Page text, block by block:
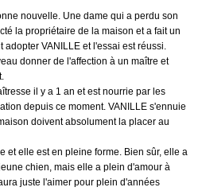
nouvelle. Une dame qui a perdu son
la propriétaire de la maison et a fait un
VANILLE et l'essai est réussi.
donner de l'affection à un maître et
il y a 1 an et est nourrie par les
depuis ce moment. VANILLE s'ennuie
doivent absolument la placer au
et elle est en pleine forme. Bien sûr, elle a
chien, mais elle a plein d'amour à
juste l'aimer pour plein d'années